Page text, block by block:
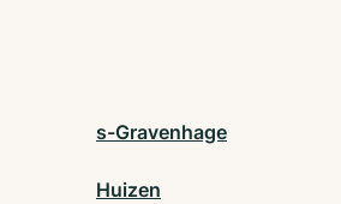
s-Gravenhage
Huizen